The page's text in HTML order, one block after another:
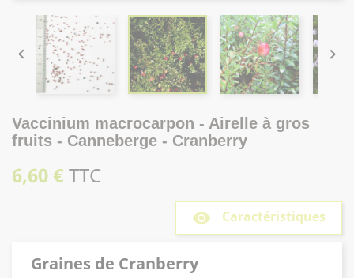
 
Vaccinium macrocarpon - Airelle à gros
fruits - Canneberge - Cranberry
6,60 €TTC
remove_red_eye Caractéristiques
Graines de Cranberry